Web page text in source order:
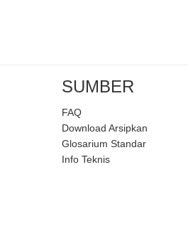
SUMBER
FAQ
Download Arsipkan
Glosarium Standar
Info Teknis